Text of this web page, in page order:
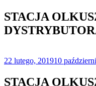
STACJA
22 lutego, 201910
STACJA